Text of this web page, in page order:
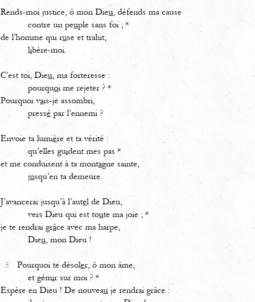
Rends-moi justice, ô mon Dieu, défends ma cause
contre un peuple sans foi ; *
de l’homme qui ruse et trahit,
libère-moi.
C’est toi, Dieu, ma forteresse :
pourquoi me rejeter ? *
Pourquoi vais-je assombri,
pressé par l’ennemi ?
Envoie ta lumière et ta vérité :
qu’elles guident mes pas *
et me conduisent à ta montagne sainte,
jusqu’en ta demeure.
J’avancerai jusqu’à l’autel de Dieu,
vers Dieu qui est toute ma joie ; *
je te rendrai grâce avec ma harpe,
Dieu, mon Dieu !
5 Pourquoi te désoler, ô mon âme,
et gémir sur moi ? *
Espère en Dieu ! De nouveau je rendrai grâce :